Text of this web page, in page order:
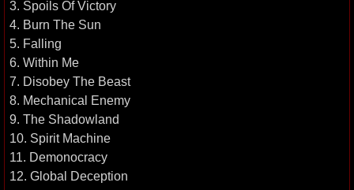
3. Spoils Of Victory
4. Burn The Sun
5. Falling
6. Within Me
7. Disobey The Beast
8. Mechanical Enemy
9. The Shadowland
10. Spirit Machine
11. Demonocracy
12. Global Deception